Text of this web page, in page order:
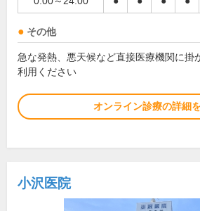
その他
急な発熱、悪天候など直接医療機関に掛
利用ください
オンライン診療の詳細
小沢医院